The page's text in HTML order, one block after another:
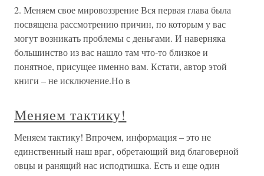
2. Меняем свое мировоззрение Вся первая глава была
посвящена рассмотрению причин, по которым у вас
могут возникать проблемы с деньгами. И наверняка
большинство из вас нашло там что-то близкое и
понятное, присущее именно вам. Кстати, автор этой
книги – не исключение.Но в
Меняем тактику!
Меняем тактику! Впрочем, информация – это не
единственный наш враг, обретающий вид благоверной
овцы и ранящий нас исподтишка. Есть и еще один